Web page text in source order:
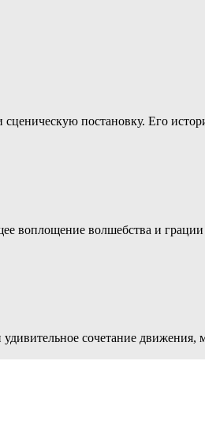
постановку. Его
воплощение волшебства и
сочетание движения,